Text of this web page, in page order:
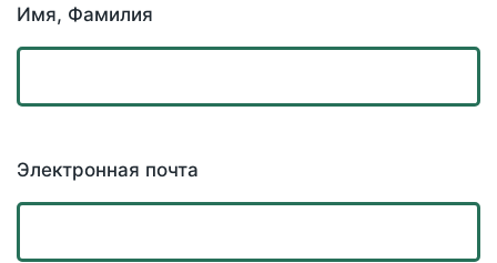
Имя, Фамилия
Электронная почта